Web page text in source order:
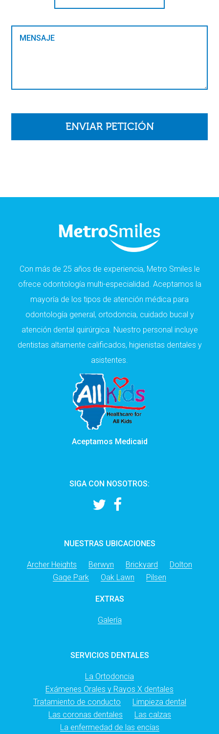
Con más de 25 años de experiencia, Metro Smiles le
ofrece odontología multi-especialidad. Aceptamos la
mayoría de los tipos de atención médica para
odontología general, ortodoncia, cuidado bucal y
atención dental quirúrgica. Nuestro personal incluye
dentistas altamente calificados, higienistas dentales y
asistentes.
Aceptamos Medicaid
SIGA CON NOSOTROS:
NUESTRAS UBICACIONES
Archer Heights Berwyn Brickyard
Dolton
Gage Park
Oak Lawn Pilsen
EXTRAS
Galería
SERVICIOS DENTALES
La Ortodoncia
Exámenes Orales y Rayos X dentales
Tratamiento de conducto
Limpieza dental
Las coronas dentales
Las calzas
La enfermedad de las encías